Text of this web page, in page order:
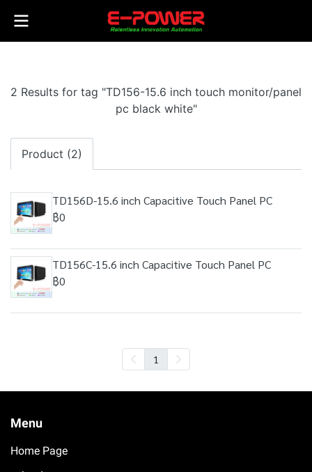
2 Results for tag "TD156-15.6 inch touch monitor/panel
pc black white"
Product (2)
TD156D-15.6 inch Capacitive Touch Panel PC
฿0
TD156C-15.6 inch Capacitive Touch Panel PC
฿0
1
Menu
Home Page